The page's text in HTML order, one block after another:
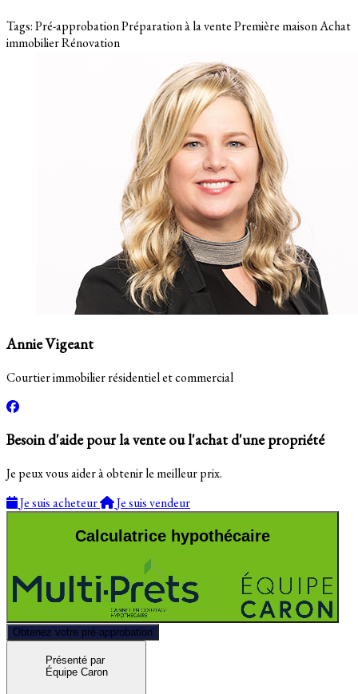
Tags:Pré-approbationPréparation à la ventePremière maisonAchat
immobilierRénovation
Annie Vigeant
Courtier immobilier résidentiel et commercial
Besoin d'aide pour la vente ou l'achat d'une propriété
Je peux vous aider à obtenir le meilleur prix.
Je suis acheteur
Je suis vendeur
Calculatrice hypothécaire
Obtenez votre pré-approbation
Présenté par
Équipe Caron